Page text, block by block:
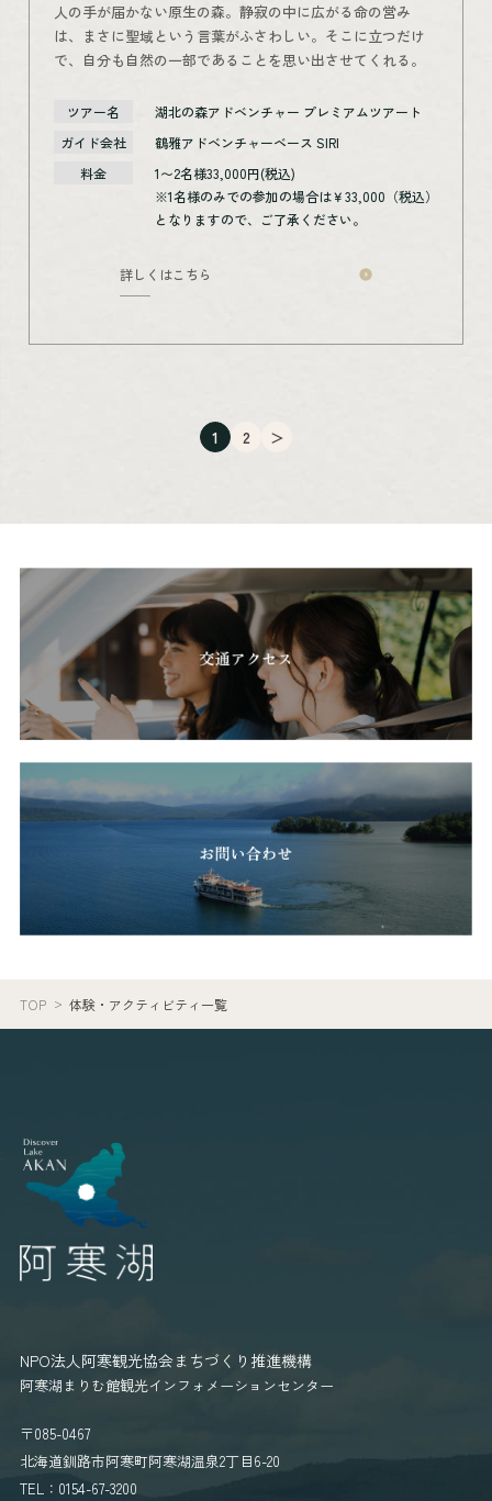
人の手が届かない原生の森。静寂の中に広がる命の営み
は、まさに聖域という言葉がふさわしい。そこに立つだけ
で、自分も自然の一部であることを思い出させてくれる。
ツアー名
湖北の森アドベンチャー プレミアムツアート
ガイド会社
鶴雅アドベンチャーベース SIRI
料金
1〜2名様33,000円(税込)
※1名様のみでの参加の場合は￥33,000（税込）
となりますので、ご了承ください。
詳しくはこちら
1 2 ＞
TOP 体験・アクティビティ一覧
NPO法人阿寒観光協会まちづくり推進機構
阿寒湖まりむ館観光インフォメーションセンター
〒085-0467
北海道釧路市阿寒町阿寒湖温泉2丁目6-20
TEL：0154-67-3200